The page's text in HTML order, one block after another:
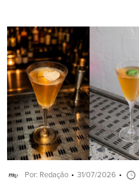
Por: Redação 31/07/2026